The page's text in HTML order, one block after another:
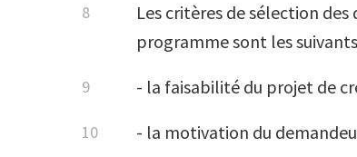
Les critères de sélection
programme sont les
- la faisabilité du projet de
- la motivation du